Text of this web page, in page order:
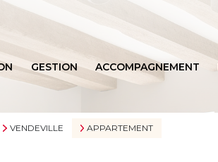
GESTION ACCOMPAGNEMENT
VENDEVILLE APPARTEMENT